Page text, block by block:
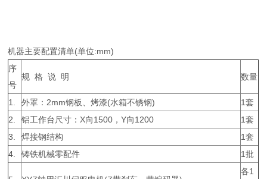
机器主要配置清单(单位:mm)
序
号
规 格 说 明 数量
1. 外罩：2mm钢板、烤漆(水箱不锈钢)
1套
2.
铝工作台尺寸：X向1500，Y向1200
1套
3.
焊接钢结构
1套
4.
铸铁机械零配件 1批
各1